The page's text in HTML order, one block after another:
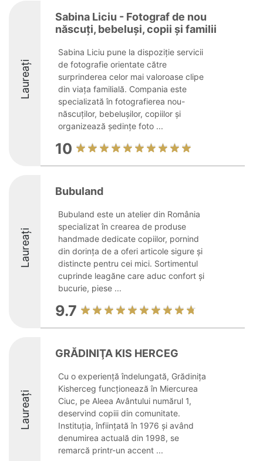
Laureați
Sabina Liciu - Fotograf de nou
născuți, bebeluși, copii și familii
Sabina Liciu pune la dispoziție servicii
de fotografie orientate către
surprinderea celor mai valoroase clipe
din viața familială. Compania este
specializată în fotografierea nou-
născuților, bebelușilor, copiilor și
organizează ședințe foto ...
10
Laureați
Bubuland
Bubuland este un atelier din România
specializat în crearea de produse
handmade dedicate copiilor, pornind
din dorința de a oferi articole sigure și
distincte pentru cei mici. Sortimentul
cuprinde leagăne care aduc confort și
bucurie, piese ...
9.7
Laureați
GRĂDINIŢA KIS HERCEG
Cu o experiență îndelungată, Grădinița
Kisherceg funcționează în Miercurea
Ciuc, pe Aleea Avântului numărul 1,
deservind copiii din comunitate.
Instituția, înființată în 1976 și având
denumirea actuală din 1998, se
remarcă printr-un accent ...